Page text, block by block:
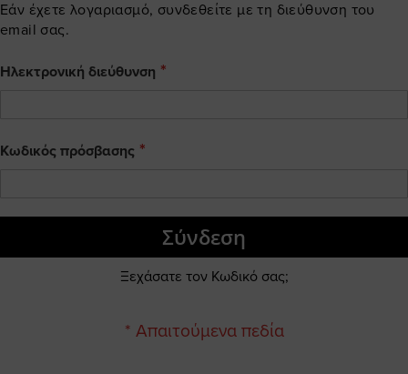
Εάν έχετε λογαριασμό, συνδεθείτε με τη διεύθυνση του
email σας.
Ηλεκτρονική διεύθυνση
Κωδικός πρόσβασης
Σύνδεση
Ξεχάσατε τον Κωδικό σας;